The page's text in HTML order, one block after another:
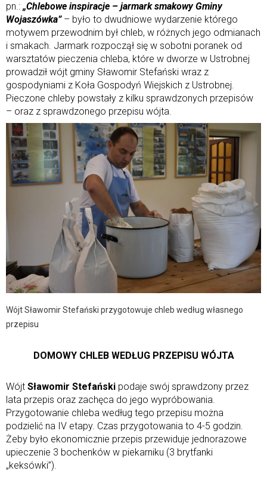
pn.: „Chlebowe inspiracje – jarmark smakowy Gminy
Wojaszówka” – było to dwudniowe wydarzenie którego
motywem przewodnim był chleb, w różnych jego odmianach
i smakach. Jarmark rozpoczął się w sobotni poranek od
warsztatów pieczenia chleba, które w dworze w Ustrobnej
prowadził wójt gminy Sławomir Stefański wraz z
gospodyniami z Koła Gospodyń Wiejskich z Ustrobnej.
Pieczone chleby powstały z kilku sprawdzonych przepisów
– oraz z sprawdzonego przepisu wójta.
Wójt Sławomir Stefański przygotowuje chleb według własnego
przepisu
DOMOWY CHLEB WEDŁUG PRZEPISU WÓJTA
Wójt Sławomir Stefański podaje swój sprawdzony przez
lata przepis oraz zachęca do jego wypróbowania.
Przygotowanie chleba według tego przepisu można
podzielić na IV etapy. Czas przygotowania to 4-5 godzin.
Żeby było ekonomicznie przepis przewiduje jednorazowe
upieczenie 3 bochenków w piekarniku (3 brytfanki
„keksówki”).